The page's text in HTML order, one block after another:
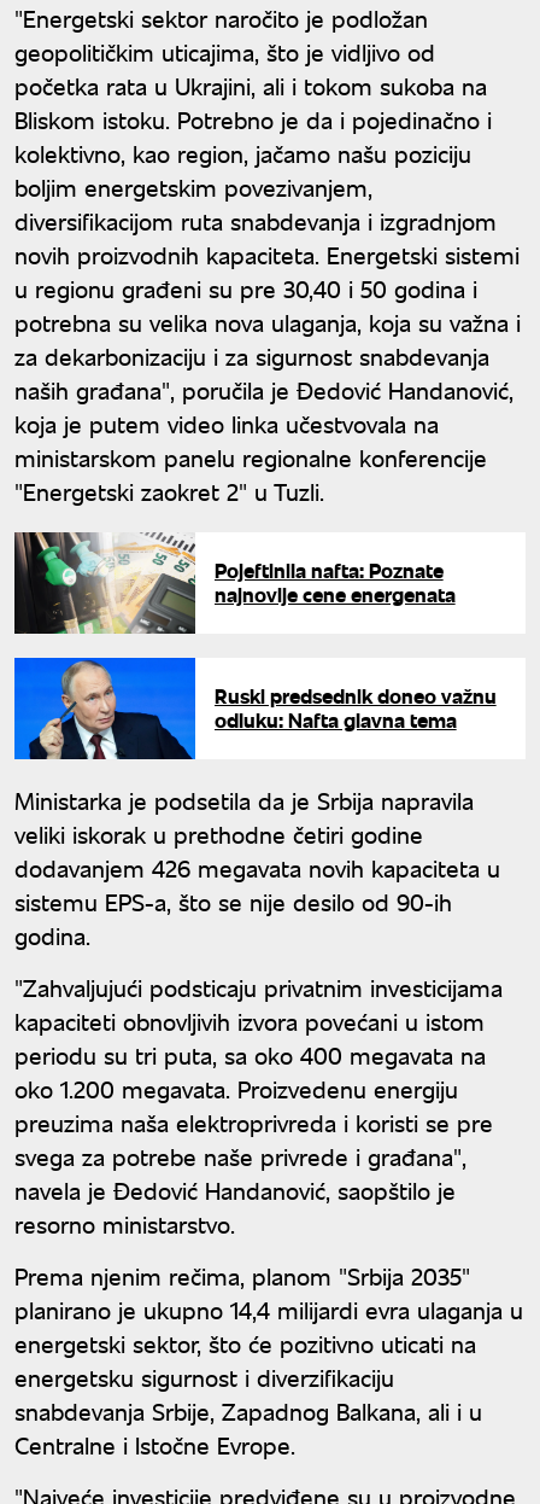
"Energetski sektor naročito je podložan
geopolitičkim uticajima, što je vidljivo od
početka rata u Ukrajini, ali i tokom sukoba na
Bliskom istoku. Potrebno je da i pojedinačno i
kolektivno, kao region, jačamo našu poziciju
boljim energetskim povezivanjem,
diversifikacijom ruta snabdevanja i izgradnjom
novih proizvodnih kapaciteta. Energetski sistemi
u regionu građeni su pre 30,40 i 50 godina i
potrebna su velika nova ulaganja, koja su važna i
za dekarbonizaciju i za sigurnost snabdevanja
naših građana", poručila je Đedović Handanović,
koja je putem video linka učestvovala na
ministarskom panelu regionalne konferencije
"Energetski zaokret 2" u Tuzli.
Pojeftinila nafta: Poznate
najnovije cene energenata
Ruski predsednik doneo važnu
odluku: Nafta glavna tema
Ministarka je podsetila da je Srbija napravila
veliki iskorak u prethodne četiri godine
dodavanjem 426 megavata novih kapaciteta u
sistemu EPS-a, što se nije desilo od 90-ih
godina.
"Zahvaljujući podsticaju privatnim investicijama
kapaciteti obnovljivih izvora povećani u istom
periodu su tri puta, sa oko 400 megavata na
oko 1.200 megavata. Proizvedenu energiju
preuzima naša elektroprivreda i koristi se pre
svega za potrebe naše privrede i građana",
navela je Đedović Handanović, saopštilo je
resorno ministarstvo.
Prema njenim rečima, planom "Srbija 2035"
planirano je ukupno 14,4 milijardi evra ulaganja u
energetski sektor, što će pozitivno uticati na
energetsku sigurnost i diverzifikaciju
snabdevanja Srbije, Zapadnog Balkana, ali i u
Centralne i Istočne Evrope.
"Najveće investicije predviđene su u proizvodne